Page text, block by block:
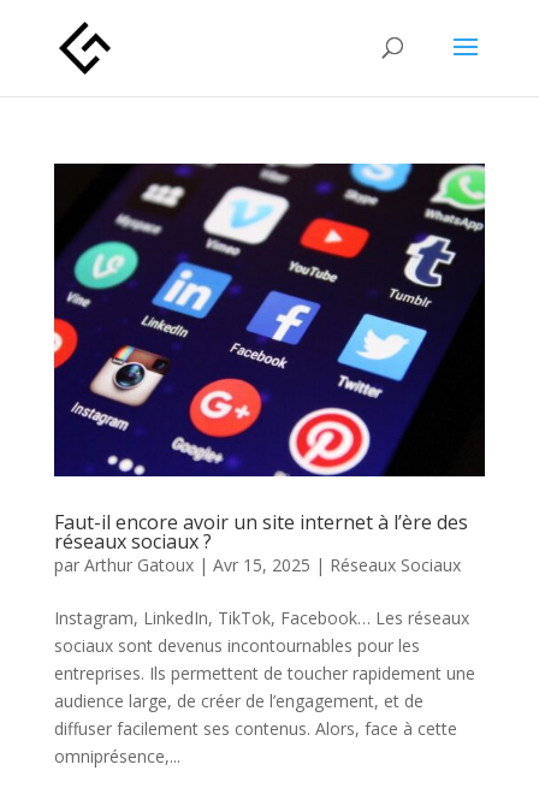
Faut-il encore avoir un site internet à l’ère des
réseaux sociaux ?
par Arthur Gatoux| Avr 15, 2025 | Réseaux Sociaux
Instagram, LinkedIn, TikTok, Facebook… Les réseaux
sociaux sont devenus incontournables pour les
entreprises. Ils permettent de toucher rapidement une
audience large, de créer de l’engagement, et de
diffuser facilement ses contenus. Alors, face à cette
omniprésence,...